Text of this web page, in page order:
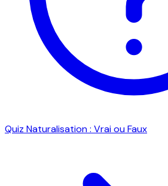
Quiz Naturalisation : Vrai ou Faux